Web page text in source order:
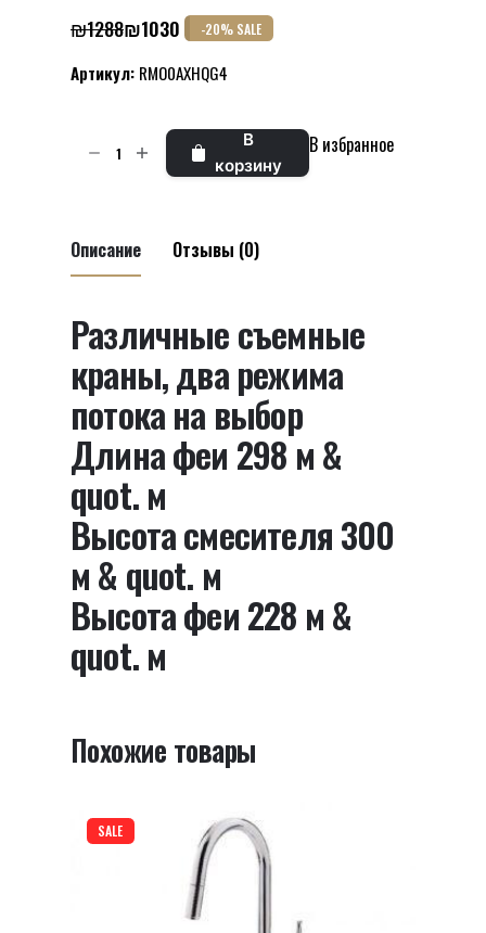
₪1288
Первоначальная
цена
₪1030
Текущая
цена:
-20% SALE
Артикул: RMO0AXHQG4
Количество
кухни,
модель
Shoni
SHONY
В
корзину
В избранное
Описание Отзывы (0)
Различные съемные
краны, два режима
потока на выбор
Длина феи 298 м &
quot. м
Высота смесителя 300
м & quot. м
Высота феи 228 м &
quot. м
Будьте первым, кто оставил отзыв на
“Смеситель для кухни, модель Adele
Shoni SHONY”
Ваш адрес email не будет опубликован.
Обязательные поля помечены
Оцените этот товар:*
LEAVE A REPLY
Похожие товары
SALE